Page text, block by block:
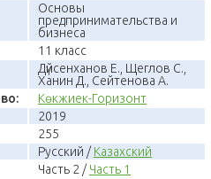
Основы
предпринимательства и
бизнеса
11 класс
Дүйсенханов Е., Щеглов С.,
Ханин Д., Сейтенова А.
Көкжиек-Горизонт
2019
255
Русский / Казахский
Часть 2 / Часть 1